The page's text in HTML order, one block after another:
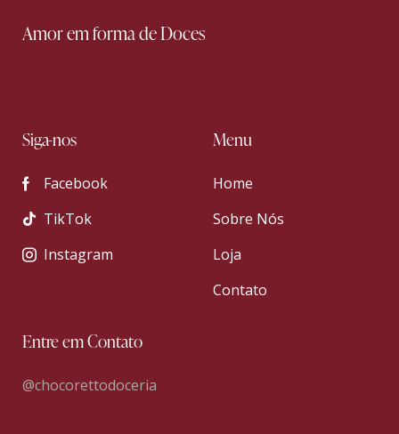
Amor em forma de Doces
Siga-nos
Facebook
TikTok
Instagram
Menu
Home
Sobre Nós
Loja
Contato
Entre em Contato
@chocorettodoceria